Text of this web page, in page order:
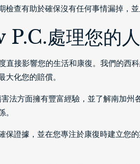
查有助於確保沒有任何事情漏掉，並
處理您的
直接影響您的生活和康復。我們的
化您的賠償。
法方面擁有豐富經驗，並了解南加
保證據，並在您專注於康復時建立您